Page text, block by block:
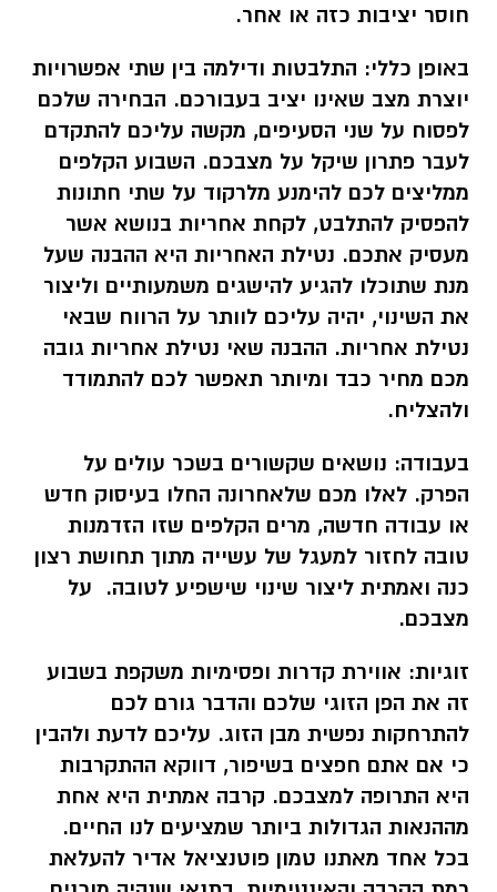
חוסר יציבות כזה או אחר.
באופן כללי: התלבטות ודילמה בין שתי אפשרויות
יוצרת מצב שאינו יציב בעבורכם. הבחירה שלכם
לפסוח על שני הסעיפים, מקשה עליכם להתקדם
לעבר פתרון שיקל על מצבכם. השבוע הקלפים
ממליצים לכם להימנע מלרקוד על שתי חתונות
להפסיק להתלבט, לקחת אחריות בנושא אשר
מעסיק אתכם. נטילת האחריות היא ההבנה שעל
מנת שתוכלו להגיע להישגים משמעותיים וליצור
את השינוי, יהיה עליכם לוותר על הרווח שבאי
נטילת אחריות. ההבנה שאי נטילת אחריות גובה
מכם מחיר כבד ומיותר תאפשר לכם להתמודד
ולהצליח.
בעבודה: נושאים שקשורים בשכר עולים על
הפרק. לאלו מכם שלאחרונה החלו בעיסוק חדש
או עבודה חדשה, מרים הקלפים שזו הזדמנות
טובה לחזור למעגל של עשייה מתוך תחושת רצון
כנה ואמתית ליצור שינוי שישפיע לטובה. על
מצבכם.
זוגיות: אווירת קדרות ופסימיות משקפת בשבוע
זה את הפן הזוגי שלכם והדבר גורם לכם
להתרחקות נפשית מבן הזוג. עליכם לדעת ולהבין
כי אם אתם חפצים בשיפור, דווקא ההתקרבות
היא התרופה למצבכם. קרבה אמתית היא אחת
מההנאות הגדולות ביותר שמציעים לנו החיים.
בכל אחד מאתנו טמון פוטנציאל אדיר להעלאת